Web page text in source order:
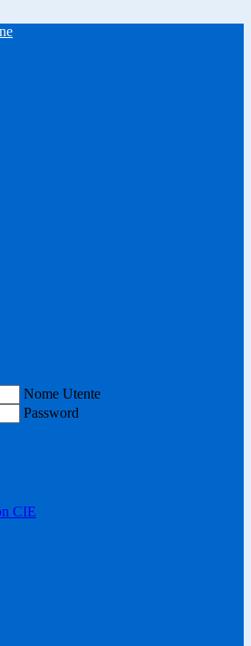
Nome Utente
Password
CIE